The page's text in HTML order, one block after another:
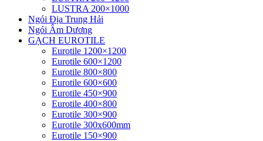
LUSTRA 200×1000
Ngói Địa Trung Hải
Ngói Âm Dương
GẠCH EUROTILE
Eurotile 1200×1200
Eurotile 600×1200
Eurotile 800×800
Eurotile 600×600
Eurotile 450×900
Eurotile 400×800
Eurotile 300×900
Eurotile 300x600mm
Eurotile 150×900